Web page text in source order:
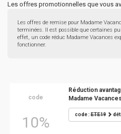
Les offres promotionnelles que vous
Les offres de remise pour Madame
terminées. Il est possible que certaines
effet, un code réduc Madame Vacances
fonctionner.
code
10%
Réduction
Madame Vacances
code :ETE19